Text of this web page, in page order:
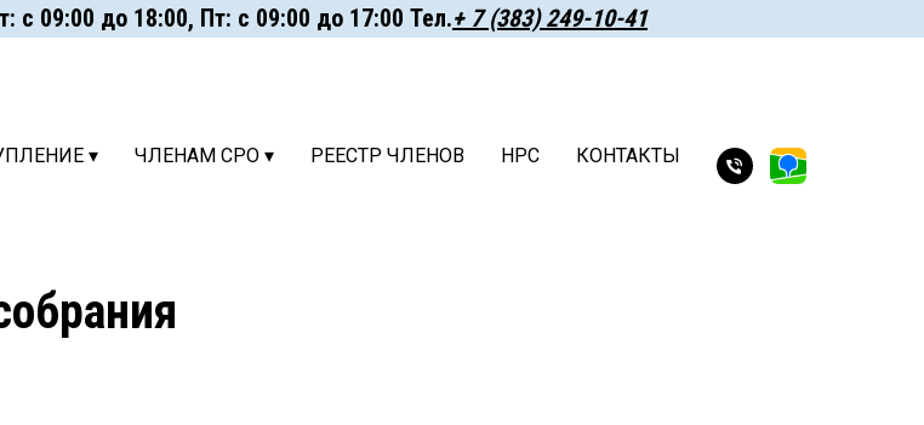
до 18:00, Пт: с 09:00 до 17:00 ㅤㅤㅤТел.+ 7 (383) 249-10-41
▾ ЧЛЕНАМ СРО ▾ РЕЕСТР ЧЛЕНОВ НРС КОНТАКТЫ